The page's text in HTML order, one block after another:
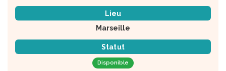
Lieu
Marseille
Statut
Disponible